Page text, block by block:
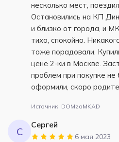
несколько мест,
Остановились на КП
и близко от города, и
тихо, спокойно.
тоже порадовали.
цене 2-ки в Москве.
проблем при покупке
оформили, скоро
Источник: DOMzaMKAD
С
Сергей
6 мая 2023